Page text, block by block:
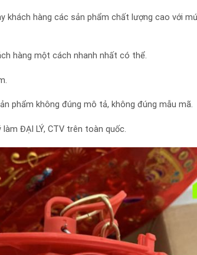
khách hàng các sản phẩm chất lượng cao với
hàng một cách nhanh nhất có thể.
phẩm không đúng mô tả, không đúng mẫu mã.
ĐẠI LÝ, CTV trên toàn quốc.